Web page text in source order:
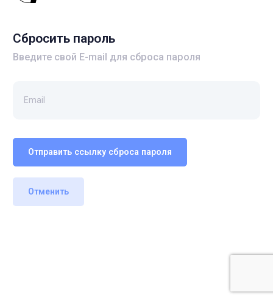
Сбросить пароль
Введите свой E-mail для сброса пароля
Отправить ссылку сброса пароля
Отменить